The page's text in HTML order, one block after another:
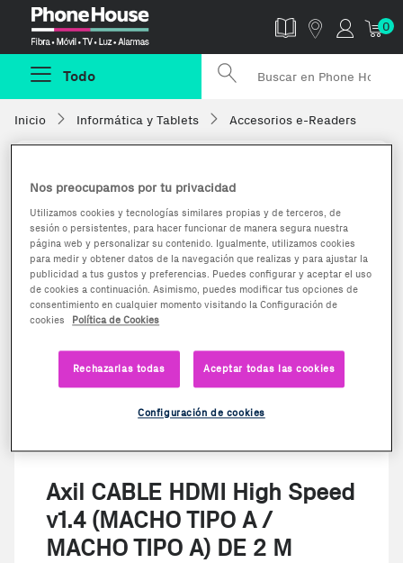
0
Todo
Inicio Informática y Tablets Accesorios e-Readers
Axil CABLE HDMI High Speed
v1.4 (MACHO TIPO A /
MACHO TIPO A) DE 2 M
Nos preocupamos por tu privacidad
Utilizamos cookies y tecnologías similares propias y de terceros, de
sesión o persistentes, para hacer funcionar de manera segura nuestra
página web y personalizar su contenido. Igualmente, utilizamos cookies
para medir y obtener datos de la navegación que realizas y para ajustar la
publicidad a tus gustos y preferencias. Puedes configurar y aceptar el uso
de cookies a continuación. Asimismo, puedes modificar tus opciones de
consentimiento en cualquier momento visitando la Configuración de
cookies
Política de Cookies
Rechazarlas todas Aceptar todas las cookies
Configuración de cookies